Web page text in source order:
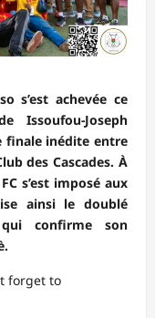
s’est achevée ce
Issoufou-Joseph
finale inédite entre
des Cascades. À
s’est imposé aux
ainsi le doublé
confirme son
forget to